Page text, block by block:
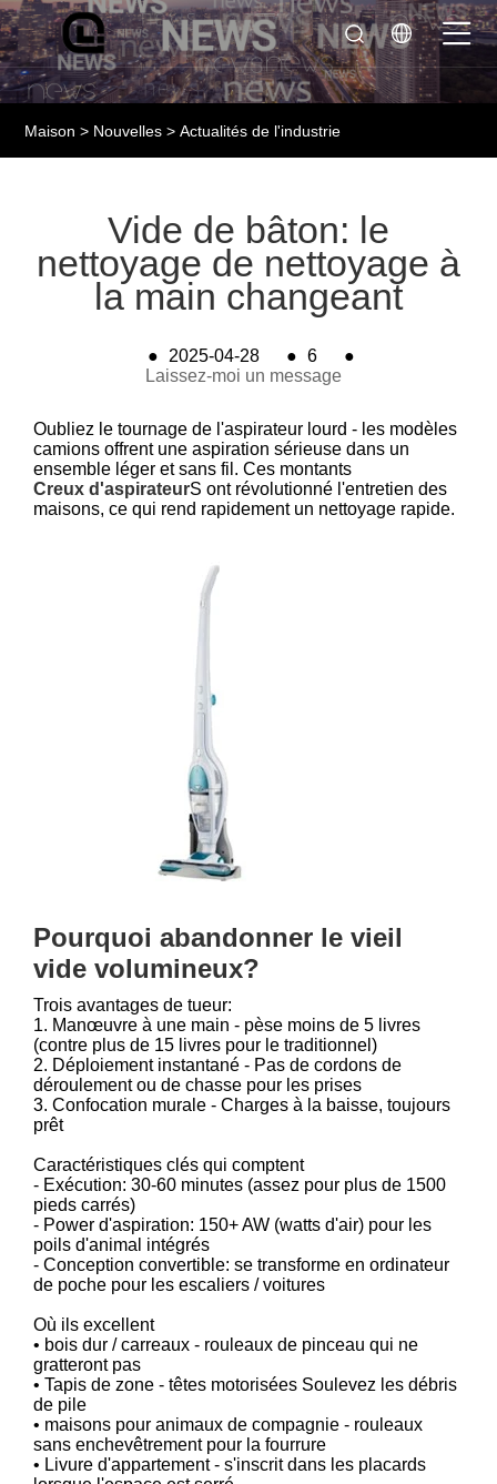
Maison > Nouvelles >Actualités de l'industrie
Vide de bâton: le
nettoyage de nettoyage à
la main changeant
● 2025-04-28 ● 6
●
Laissez-moi un message
Oubliez le tournage de l'aspirateur lourd - les modèles
camions offrent une aspiration sérieuse dans un
ensemble léger et sans fil. Ces montants
Creux d'aspirateurS ont révolutionné l'entretien des
maisons, ce qui rend rapidement un nettoyage rapide.
Pourquoi abandonner le vieil
vide volumineux?
Trois avantages de tueur:
1. Manœuvre à une main - pèse moins de 5 livres
(contre plus de 15 livres pour le traditionnel)
2. Déploiement instantané - Pas de cordons de
déroulement ou de chasse pour les prises
3. Confocation murale - Charges à la baisse, toujours
prêt
Caractéristiques clés qui comptent
- Exécution: 30-60 minutes (assez pour plus de 1500
pieds carrés)
- Power d'aspiration: 150+ AW (watts d'air) pour les
poils d'animal intégrés
- Conception convertible: se transforme en ordinateur
de poche pour les escaliers / voitures
Où ils excellent
• bois dur / carreaux - rouleaux de pinceau qui ne
gratteront pas
• Tapis de zone - têtes motorisées Soulevez les débris
de pile
• maisons pour animaux de compagnie - rouleaux
sans enchevêtrement pour la fourrure
• Livure d'appartement - s'inscrit dans les placards